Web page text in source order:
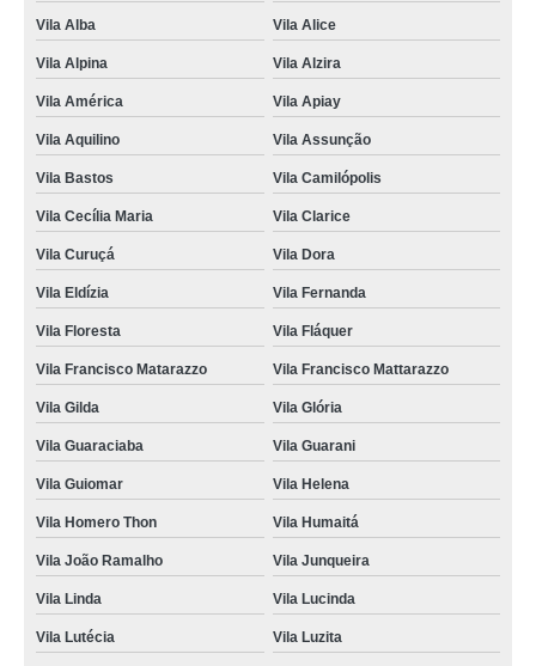
Vila Alba Vila Alice
Vila Alpina Vila Alzira
Vila América Vila Apiay
Vila Aquilino Vila Assunção
Vila Bastos Vila Camilópolis
Vila Cecília Maria Vila Clarice
Vila Curuçá Vila Dora
Vila Eldízia Vila Fernanda
Vila Floresta Vila Fláquer
Vila Francisco Matarazzo Vila Francisco Mattarazzo
Vila Gilda Vila Glória
Vila Guaraciaba Vila Guarani
Vila Guiomar Vila Helena
Vila Homero Thon Vila Humaitá
Vila João Ramalho Vila Junqueira
Vila Linda Vila Lucinda
Vila Lutécia Vila Luzita